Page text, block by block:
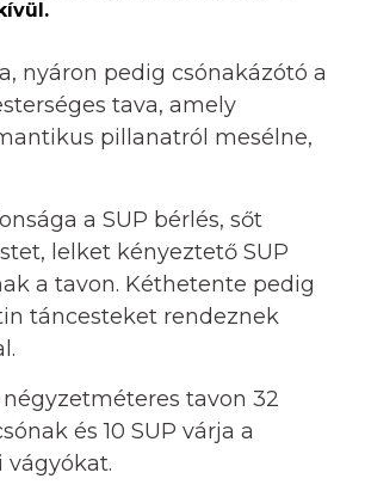
nyáron pedig csónakázótó a
tava, amely
pillanatról mesélne,
a SUP bérlés, sőt
lelket kényeztető SUP
a tavon. Kéthetente pedig
táncesteket rendeznek
tavon 32
és 10 SUP várja a
vágyókat.